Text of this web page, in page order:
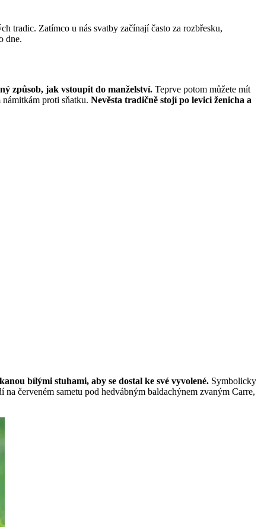
tradic. Zatímco u nás svatby začínají často za rozbřesku,
dne.
způsob, jak vstoupit do manželství. Teprve potom můžete mít
proti sňatku. Nevěsta tradičně stojí po levici ženicha a
bílými stuhami, aby se dostal ke své vyvolené. Symbolicky
červeném sametu pod hedvábným baldachýnem zvaným Carre,